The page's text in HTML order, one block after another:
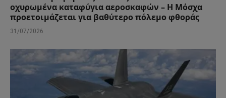
οχυρωμένα καταφύγια αεροσκαφών – Η Μόσχα
προετοιμάζεται για βαθύτερο πόλεμο φθοράς
31/07/2026